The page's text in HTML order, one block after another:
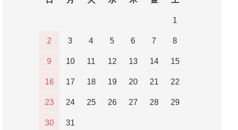
1
2 3 4 5 6 7 8
9 10 11 12 13 14 15
16 17 18 19 20 21 22
23 24 25 26 27 28 29
30 31